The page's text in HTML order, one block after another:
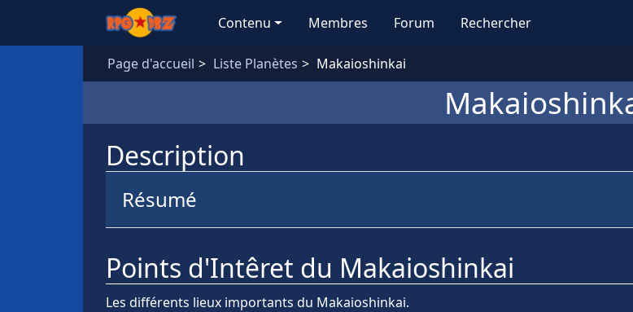
Aller au contenu principal
Contenu Membres Forum Rechercher
Page d'accueil Liste Planètes Makaioshinkai
Description
Résumé
Points d'Intêret du Makaioshinkai
Les différents lieux importants du Makaioshinkai.